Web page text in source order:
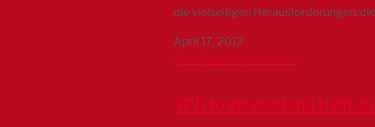
die vielseitigen Herausforderungen,
April 17, 2012
SPD Biederitz-Gerwisch
SPD Kreisvorstand trifft